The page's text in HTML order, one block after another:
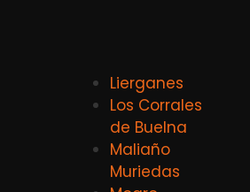
Lierganes
Los Corrales
de Buelna
Maliaño
Muriedas